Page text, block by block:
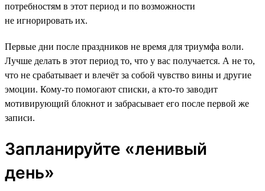
потребностям в этот период и по возможности
не игнорировать их.
Первые дни после праздников не время для триумфа воли.
Лучше делать в этот период то, что у вас получается. А не то,
что не срабатывает и влечёт за собой чувство вины и другие
эмоции. Кому-то помогают списки, а кто-то заводит
мотивирующий блокнот и забрасывает его после первой же
записи.
Запланируйте «ленивый
день»